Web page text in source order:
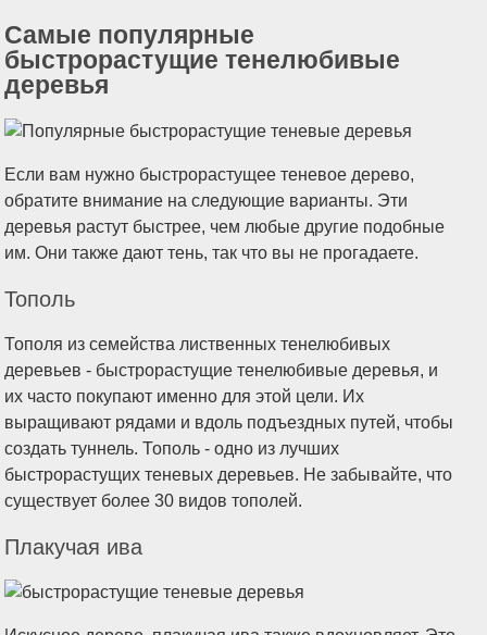
Самые популярные
быстрорастущие тенелюбивые
деревья
Если вам нужно быстрорастущее теневое дерево,
обратите внимание на следующие варианты. Эти
деревья растут быстрее, чем любые другие подобные
им. Они также дают тень, так что вы не прогадаете.
Тополь
Тополя из семейства лиственных тенелюбивых
деревьев - быстрорастущие тенелюбивые деревья, и
их часто покупают именно для этой цели. Их
выращивают рядами и вдоль подъездных путей, чтобы
создать туннель. Тополь - одно из лучших
быстрорастущих теневых деревьев. Не забывайте, что
существует более 30 видов тополей.
Плакучая ива